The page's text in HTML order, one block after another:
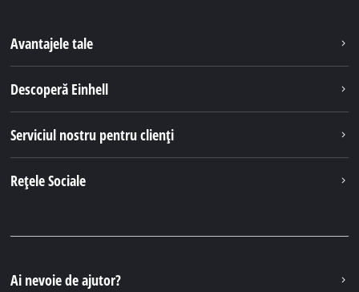
Avantajele tale
Descoperă Einhell
Serviciul nostru pentru clienți
Rețele Sociale
Ai nevoie de ajutor?